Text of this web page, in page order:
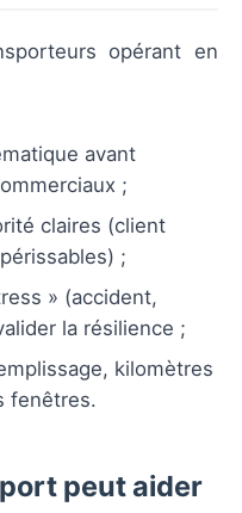
opérant en
avant
;
claires (client
;
» (accident,
la résilience ;
kilomètres
fenêtres.
peut aider